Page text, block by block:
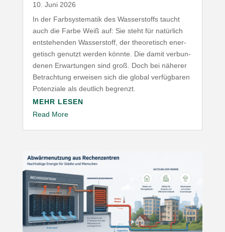
10. Juni 2026
In der Farb­sys­te­matik des Wasser­stoffs taucht
auch die Farbe Weiß auf: Sie steht für natürlich
entste­henden Wasser­stoff, der theo­re­tisch ener­
ge­tisch genutzt werden könnte. Die damit verbun­
denen Erwar­tungen sind groß. Doch bei näherer
Betrachtung erweisen sich die global verfüg­baren
Poten­ziale als deutlich begrenzt.
MEHR LESEN
Read More